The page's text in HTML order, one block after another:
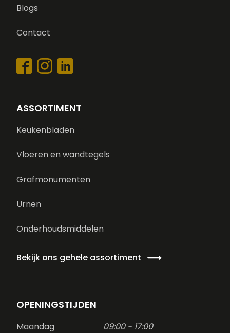
Blogs
Contact
ASSORTIMENT
Keukenbladen
Vloeren en wandtegels
Grafmonumenten
Urnen
Onderhoudsmiddelen
Bekijk ons gehele assortiment
OPENINGSTIJDEN
Maandag 09:00 - 17:00